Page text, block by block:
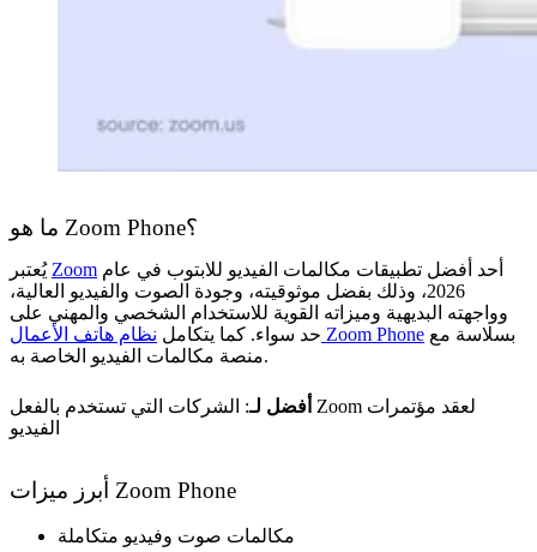
ما هو Zoom Phone؟
يُعتبر Zoom
2026، وذلك بفضل موثوقيته، وجودة الصوت والفيديو العالية،
وواجهته البديهية وميزاته القوية للاستخدام الشخصي والمهني على
حد سواء. كما يتكامل نظام هاتف الأعمال Zoom Phone
منصة مكالمات الفيديو الخاصة به.
أفضل لـ: الشركات التي تستخدم بالفعل Zoom لعقد مؤتمرات
الفيديو
أبرز ميزات Zoom Phone
مكالمات صوت وفيديو متكاملة